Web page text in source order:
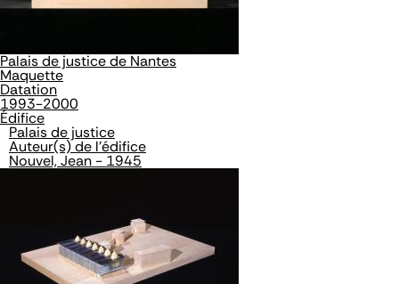
Palais de justice de Nantes
Maquette
Datation
1993-2000
Édifice
Palais de justice
Auteur(s) de l'édifice
Nouvel, Jean - 1945